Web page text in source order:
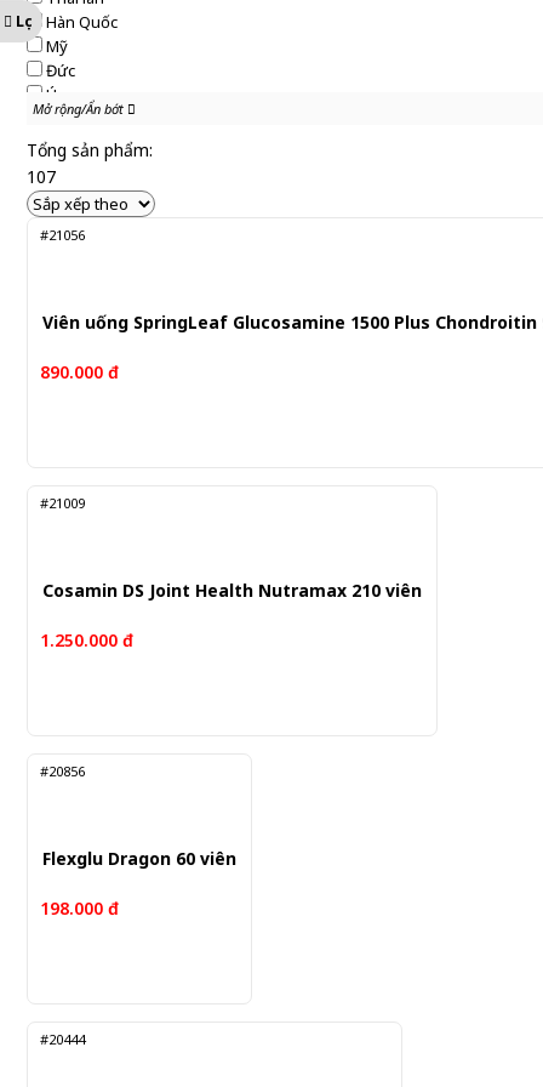
Hàn Quốc
Mỹ
Đức
Úc
Nhật Bản
New Zealand
Mở rộng/Ẩn bớt
Mở rộng/Ẩn bớt
Tổng sản phẩm:
107
#21056
Viên uống SpringLeaf Glucosamine 1500 Plus Chondroitin
890.000 đ
#21009
Cosamin DS Joint Health Nutramax 210 viên
1.250.000 đ
#20856
Flexglu Dragon 60 viên
198.000 đ
#20444
Lọc